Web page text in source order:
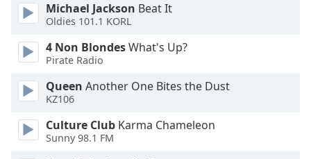
Caption
Area
Background
Michael Jackson Beat It
Oldies 101.1 KORL
4 Non BlondesWhat's Up?
Pirate Radio
Queen Another One Bites the Dust
KZ106
Culture Club Karma Chameleon
Sunny 98.1 FM